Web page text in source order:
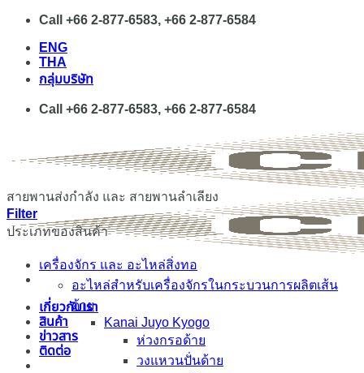
Skip
content
Call +66 2-877-6583, +66 2-877-6584
ENG
THA
กลุ่มบริษัท
Call +66 2-877-6583, +66 2-877-6584
เกี่ยวกับเรา
สินค้า
ข่าวสาร
ติดต่อ
สายพานส่งกำลัง และ สายพานลำเลียง
Filter
ประเภทของสินค้า
เครื่องจักร และ อะไหล่สิ่งทอ
อะไหล่สำหรับเครื่องจักรในกระบวนการผลิตเส้น
ด้าย
Kanai Juyo Kyogo
ห่วงกรอด้าย
วงแหวนปั่นด้าย